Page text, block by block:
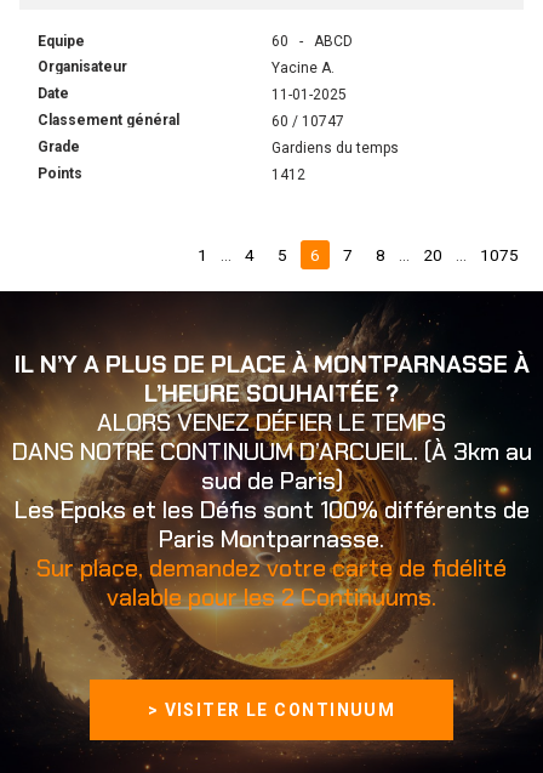
60 - ABCD
Yacine A.
11-01-2025
60 / 10747
Gardiens du temps
1412
1 4 5 6 7 8 20 1075
IL N’Y A PLUS DE PLACE À MONTPARNASSE À
L’HEURE SOUHAITÉE ?
ALORS VENEZ DÉFIER LE TEMPS
DANS NOTRE CONTINUUM D’ARCUEIL. (À 3km au
sud de Paris)
Les Epoks et les Défis sont 100% différents de
Paris Montparnasse.
Sur place, demandez votre carte de fidélité
valable pour les 2 Continuums.
> VISITER LE CONTINUUM